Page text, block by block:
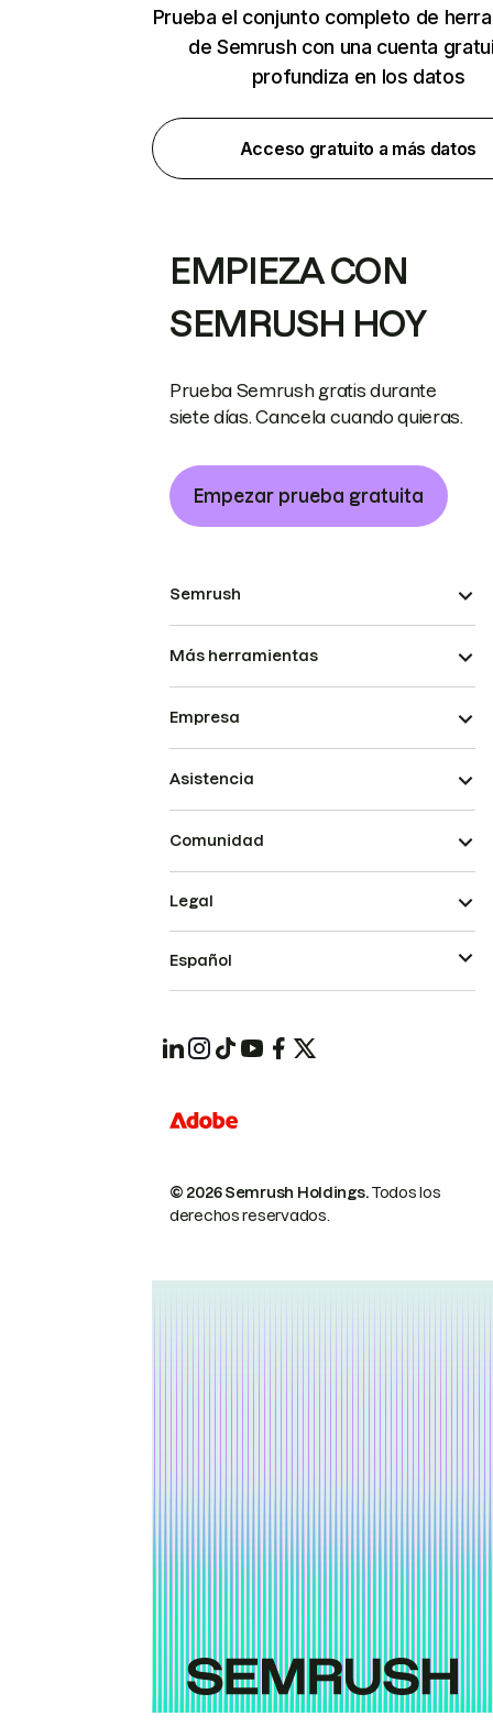
Prueba el conjunto completo de
de Semrush con una cuenta
profundiza en los datos
Acceso gratuito a más datos
EMPIEZA CON
SEMRUSH HOY
Prueba Semrush gratis durante
siete días. Cancela cuando quieras.
Empezar prueba gratuita
Semrush
Más herramientas
Empresa
Asistencia
Comunidad
© 2026 Semrush Holdings.Todos los
derechos reservados.
Legal
Español